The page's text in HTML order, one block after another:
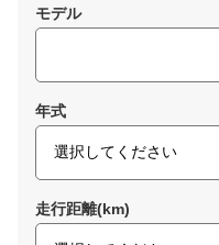
モデル
年式
走行距離(km)